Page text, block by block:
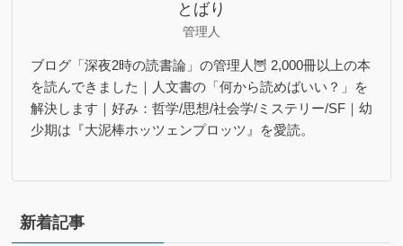
とばり
管理人
ブログ「深夜2時の読書論」の管理人🦉 2,000冊以上の本
を読んできました｜人文書の「何から読めばいい？」を
解決します｜好み：哲学/思想/社会学/ミステリー/SF｜幼
少期は『大泥棒ホッツェンプロッツ』を愛読。
新着記事